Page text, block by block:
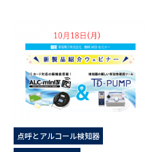
点呼とアルコール検知器